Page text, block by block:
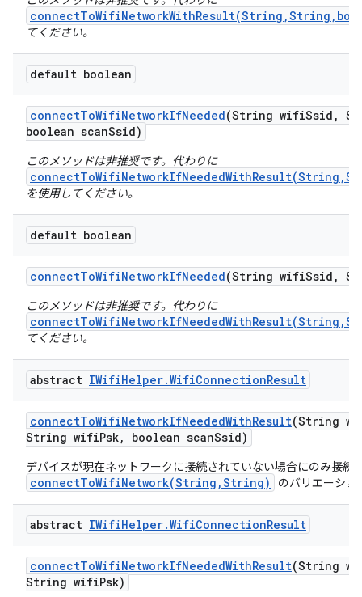
てください。
default boolean
connectToWifiNetworkIfNeeded(String wifiSsid ,
boolean scanSsid)
このメソッドは非推奨です。代わりに
を使用してください。
default boolean
connectToWifiNetworkIfNeeded(String wifiSsid ,
このメソッドは非推奨です。代わりに
てください。
abstract IWifiHelper.WifiConnectionResult
connectToWifiNetworkIfNeededWithResult(String
String wifiPsk, boolean scanSsid)
デバイスが現在ネットワークに接続されていない場合にのみ接続
connectToWifiNetwork(String,String) のバリエーショ
abstract IWifiHelper.WifiConnectionResult
connectToWifiNetworkIfNeededWithResult(String
String wifiPsk)